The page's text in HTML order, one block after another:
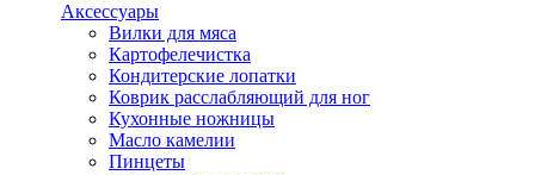
Аксессуары
Вилки для мяса
Картофелечистка
Кондитерские лопатки
Коврик расслабляющий для ног
Кухонные ножницы
Масло камелии
Пинцеты